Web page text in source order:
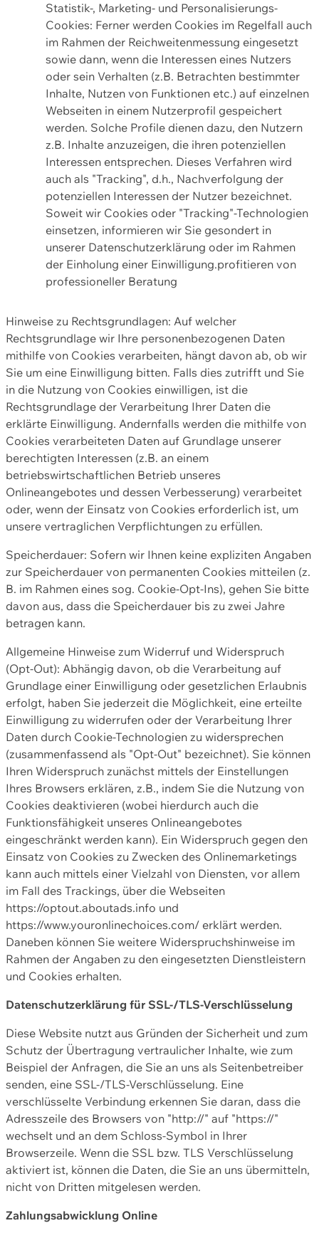
Statistik-, Marketing- und Personalisierungs-
Cookies: Ferner werden Cookies im Regelfall auch
im Rahmen der Reichweitenmessung eingesetzt
sowie dann, wenn die Interessen eines Nutzers
oder sein Verhalten (z.B. Betrachten bestimmter
Inhalte, Nutzen von Funktionen etc.) auf einzelnen
Webseiten in einem Nutzerprofil gespeichert
werden. Solche Profile dienen dazu, den Nutzern
z.B. Inhalte anzuzeigen, die ihren potenziellen
Interessen entsprechen. Dieses Verfahren wird
auch als "Tracking", d.h., Nachverfolgung der
potenziellen Interessen der Nutzer bezeichnet.
Soweit wir Cookies oder "Tracking"-Technologien
einsetzen, informieren wir Sie gesondert in
unserer Datenschutzerklärung oder im Rahmen
der Einholung einer Einwilligung.profitieren von
professioneller Beratung
Hinweise zu Rechtsgrundlagen: Auf welcher
Rechtsgrundlage wir Ihre personenbezogenen Daten
mithilfe von Cookies verarbeiten, hängt davon ab, ob wir
Sie um eine Einwilligung bitten. Falls dies zutrifft und Sie
in die Nutzung von Cookies einwilligen, ist die
Rechtsgrundlage der Verarbeitung Ihrer Daten die
erklärte Einwilligung. Andernfalls werden die mithilfe von
Cookies verarbeiteten Daten auf Grundlage unserer
berechtigten Interessen (z.B. an einem
betriebswirtschaftlichen Betrieb unseres
Onlineangebotes und dessen Verbesserung) verarbeitet
oder, wenn der Einsatz von Cookies erforderlich ist, um
unsere vertraglichen Verpflichtungen zu erfüllen.
Speicherdauer: Sofern wir Ihnen keine expliziten Angaben
zur Speicherdauer von permanenten Cookies mitteilen (z.
B. im Rahmen eines sog. Cookie-Opt-Ins), gehen Sie bitte
davon aus, dass die Speicherdauer bis zu zwei Jahre
betragen kann.
Allgemeine Hinweise zum Widerruf und Widerspruch
(Opt-Out): Abhängig davon, ob die Verarbeitung auf
Grundlage einer Einwilligung oder gesetzlichen Erlaubnis
erfolgt, haben Sie jederzeit die Möglichkeit, eine erteilte
Einwilligung zu widerrufen oder der Verarbeitung Ihrer
Daten durch Cookie-Technologien zu widersprechen
(zusammenfassend als "Opt-Out" bezeichnet). Sie können
Ihren Widerspruch zunächst mittels der Einstellungen
Ihres Browsers erklären, z.B., indem Sie die Nutzung von
Cookies deaktivieren (wobei hierdurch auch die
Funktionsfähigkeit unseres Onlineangebotes
eingeschränkt werden kann). Ein Widerspruch gegen den
Einsatz von Cookies zu Zwecken des Onlinemarketings
kann auch mittels einer Vielzahl von Diensten, vor allem
im Fall des Trackings, über die Webseiten
https://optout.aboutads.info und
https://www.youronlinechoices.com/ erklärt werden.
Daneben können Sie weitere Widerspruchshinweise im
Rahmen der Angaben zu den eingesetzten Dienstleistern
und Cookies erhalten.
Datenschutzerklärung für SSL-/TLS-Verschlüsselung
Diese Website nutzt aus Gründen der Sicherheit und zum
Schutz der Übertragung vertraulicher Inhalte, wie zum
Beispiel der Anfragen, die Sie an uns als Seitenbetreiber
senden, eine SSL-/TLS-Verschlüsselung. Eine
verschlüsselte Verbindung erkennen Sie daran, dass die
Adresszeile des Browsers von "http://" auf "https://"
wechselt und an dem Schloss-Symbol in Ihrer
Browserzeile. Wenn die SSL bzw. TLS Verschlüsselung
aktiviert ist, können die Daten, die Sie an uns übermitteln,
nicht von Dritten mitgelesen werden.
Zahlungsabwicklung Online